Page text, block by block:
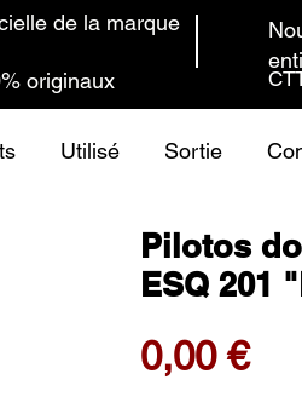
originaux
de la marque
Utilisé Sortie
Pilotos
ESQ 201
0,00 €Prix